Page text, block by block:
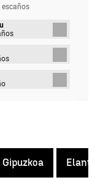
escaños
Gipuzkoa